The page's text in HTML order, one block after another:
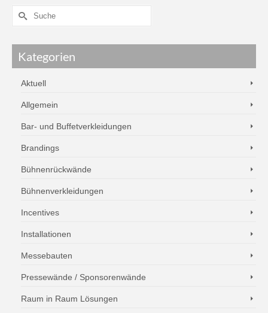
Kategorien
Aktuell
Allgemein
Bar- und Buffetverkleidungen
Brandings
Bühnenrückwände
Bühnenverkleidungen
Incentives
Installationen
Messebauten
Pressewände / Sponsorenwände
Raum in Raum Lösungen